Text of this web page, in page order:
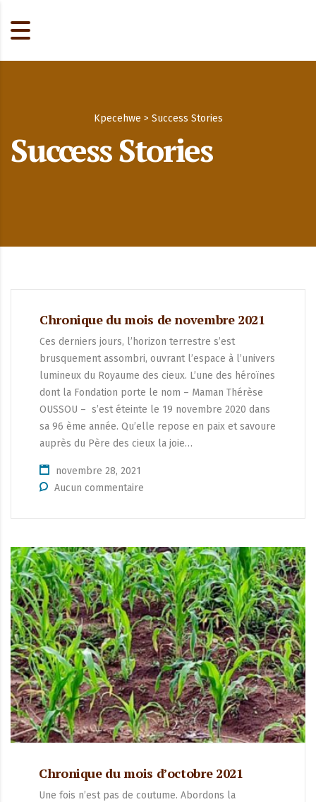
Success Stories
Kpecehwe > Success Stories
Chronique du mois de novembre 2021
Ces derniers jours, l’horizon terrestre s’est
brusquement assombri, ouvrant l’espace à l’univers
lumineux du Royaume des cieux. L’une des héroïnes
dont la Fondation porte le nom – Maman Thérèse
OUSSOU – s’est éteinte le 19 novembre 2020 dans
sa 96 ème année. Qu’elle repose en paix et savoure
auprès du Père des cieux la joie…
novembre 28, 2021
Aucun commentaire
Chronique du mois d’octobre 2021
Une fois n’est pas de coutume. Abordons la